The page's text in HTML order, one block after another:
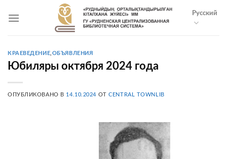
Русский
КРАЕВЕДЕНИЕ ОБЪЯВЛЕНИЯ
Юбиляры октября 2024 года
ОПУБЛИКОВАНО В 14.10.2024 ОТCENTRAL TOWNLIB